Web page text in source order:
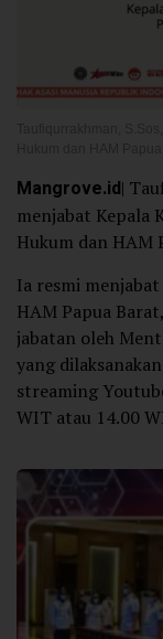
Mangrove.id|
menjabat Kepala
Hukum dan HAM
Ia resmi
HAM Papua
jabatan oleh
yang
streaming
WIT atau 14.00